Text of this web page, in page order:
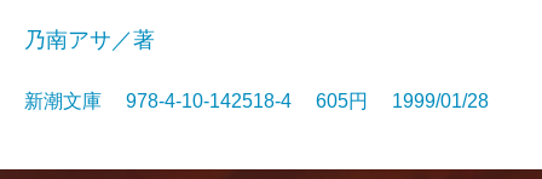
乃南アサ／著
新潮文庫 978-4-10-142518-4 605円 1999/01/28